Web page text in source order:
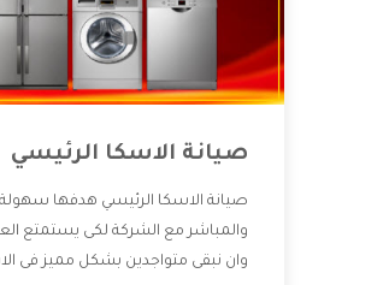
صيانة الاسكا الرئيسي
صيانة الاسكا الرئيسي هدفها
والمباشر مع الشركة لكى يستمتع
وان نبقى متواجدين بشكل مميز فى